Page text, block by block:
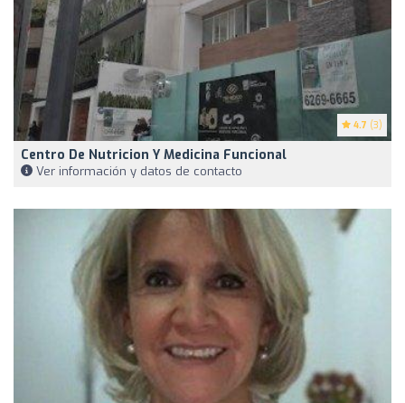
4.7 (3)
Centro De Nutricion Y Medicina Funcional
Ver información y datos de contacto